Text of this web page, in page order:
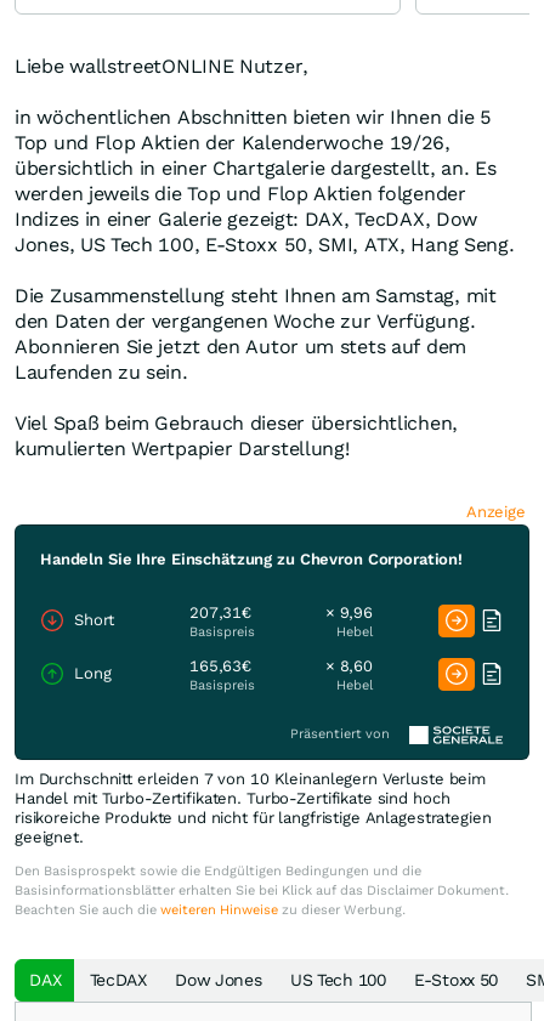
Liebe wallstreetONLINE Nutzer,
in wöchentlichen Abschnitten bieten wir Ihnen die 5
Top und Flop Aktien der Kalenderwoche 19/26,
übersichtlich in einer Chartgalerie dargestellt, an. Es
werden jeweils die Top und Flop Aktien folgender
Indizes in einer Galerie gezeigt: DAX, TecDAX, Dow
Jones, US Tech 100, E-Stoxx 50, SMI, ATX, Hang Seng.
Die Zusammenstellung steht Ihnen am Samstag, mit
den Daten der vergangenen Woche zur Verfügung.
Abonnieren Sie jetzt den Autor um stets auf dem
Laufenden zu sein.
Viel Spaß beim Gebrauch dieser übersichtlichen,
kumulierten Wertpapier Darstellung!
Anzeige
Handeln Sie Ihre Einschätzung zu Chevron Corporation!
Short 207,31€
Basispreis
× 9,96
Hebel
Long 165,63€
Basispreis
× 8,60
Hebel
Präsentiert von
Im Durchschnitt erleiden 7 von 10 Kleinanlegern Verluste beim
Handel mit Turbo-Zertifikaten. Turbo-Zertifikate sind hoch
risikoreiche Produkte und nicht für langfristige Anlagestrategien
geeignet.
Den Basisprospekt sowie die Endgültigen Bedingungen und die
Basisinformationsblätter erhalten Sie bei Klick auf das Disclaimer Dokument.
Beachten Sie auch die weiteren Hinweise zu dieser Werbung.
DAX TecDAX Dow Jones US Tech 100 E-Stoxx 50